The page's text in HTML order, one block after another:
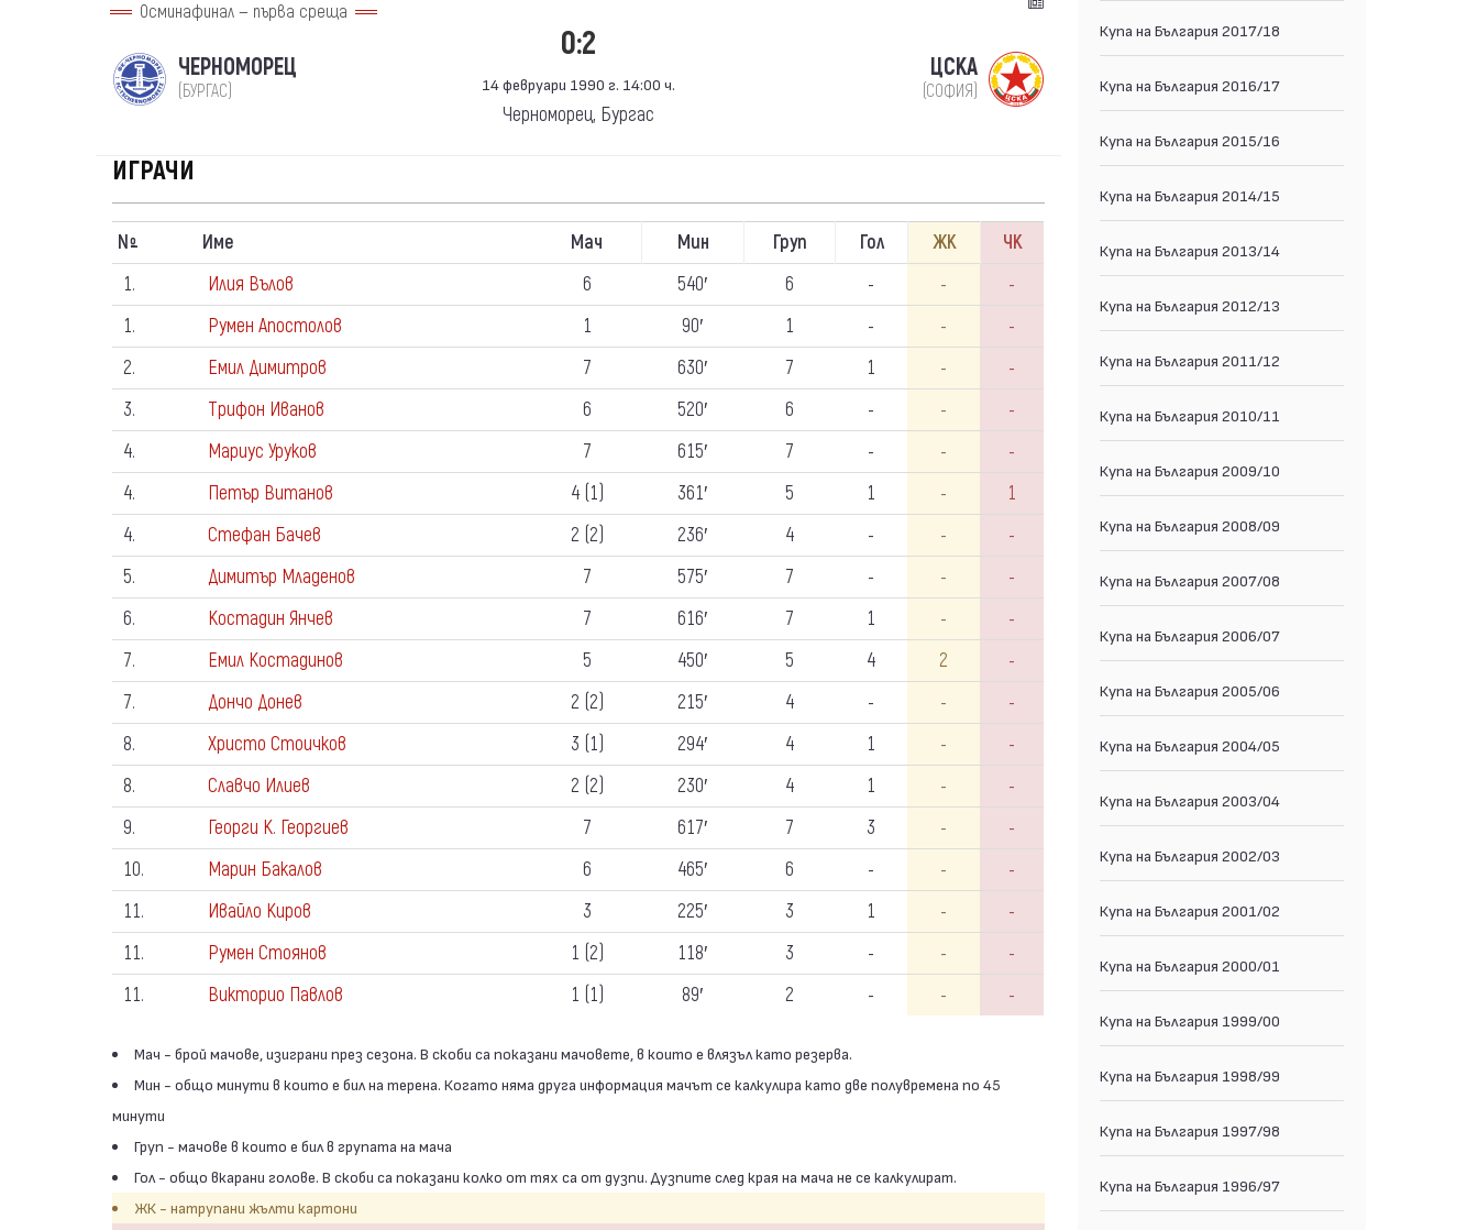
Осминафинал — първа среща
ЧЕРНОМОРЕЦ
(БУРГАС)
0:2
14 февруари 1990 г. 14:00 ч.
Черноморец, Бургас
ЦСКА
(СОФИЯ)
ИГРАЧИ
Nº Име Мач Мин Груп Гол ЖК
ЧК
1.
Илия Вълов 6 540′ 6 - -
-
1.
Румен Апостолов 1 90′ 1 - -
-
2.
Емил Димитров 7 630′ 7 1 -
-
3.
Трифон Иванов 6 520′ 6 - -
-
4.
Мариус Уруков 7 615′ 7 - -
-
4.
Петър Витанов 4 (1) 361′ 5 1 -
1
4.
Стефан Бачев 2 (2) 236′ 4 - -
-
5.
Димитър Младенов 7 575′ 7 - -
-
6.
Костадин Янчев 7 616′ 7 1 -
-
7.
Емил Костадинов 5 450′ 5 4 2
-
7.
Дончо Донев 2 (2) 215′ 4 - -
-
8.
Христо Стоичков 3 (1) 294′ 4 1 -
-
8.
Славчо Илиев 2 (2) 230′ 4 1 -
-
9.
Георги К. Георгиев 7 617′ 7 3 -
-
10.
Марин Бакалов 6 465′ 6 - -
-
11.
Ивайло Киров 3 225′ 3 1 -
-
11.
Румен Стоянов 1 (2) 118′ 3 - -
-
11.
Викторио Павлов 1 (1) 89′ 2 - - -
Мач - брой мачове, изиграни през сезона. В скоби са показани мачовете, в които е влязъл като резерва.
Мин - общо минути в които е бил на терена. Когато няма друга информация мачът се калкулира като две полувремена по 45
минути
Груп - мачове в които е бил в групата на мача
Гол - общо вкарани голове. В скоби са показани колко от тях са от дузпи. Дузпите след края на мача не се калкулират.
ЖК - натрупани жълти картони
Купа на България 2017/18
Купа на България 2016/17
Купа на България 2015/16
Купа на България 2014/15
Купа на България 2013/14
Купа на България 2012/13
Купа на България 2011/12
Купа на България 2010/11
Купа на България 2009/10
Купа на България 2008/09
Купа на България 2007/08
Купа на България 2006/07
Купа на България 2005/06
Купа на България 2004/05
Купа на България 2003/04
Купа на България 2002/03
Купа на България 2001/02
Купа на България 2000/01
Купа на България 1999/00
Купа на България 1998/99
Купа на България 1997/98
Купа на България 1996/97